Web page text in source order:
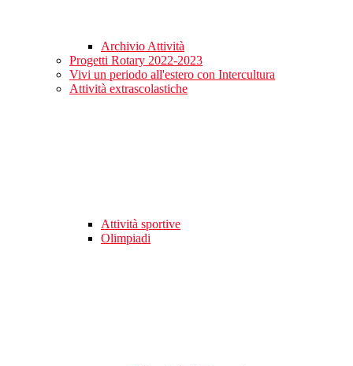
Archivio Attività
Progetti Rotary 2022-2023
Vivi un periodo all'estero con Intercultura
Attività extrascolastiche
Attività sportive
Olimpiadi